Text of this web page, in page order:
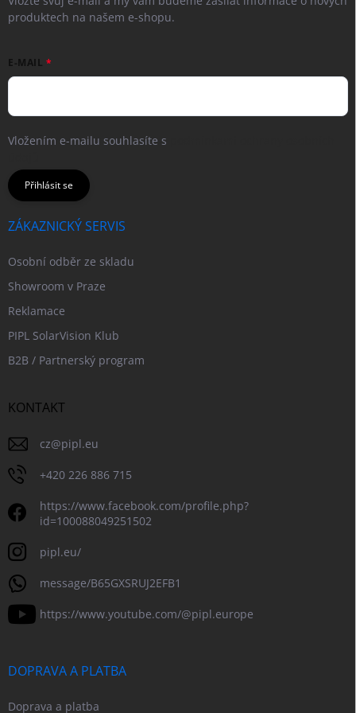
produktech na našem e-shopu.
E-MAIL
Vložením e-mailu souhlasíte s
Přihlásit se
ZÁKAZNICKÝ SERVIS
Osobní odběr ze skladu
Showroom v Praze
Reklamace
PIPL SolarVision Klub
B2B / Partnerský program
KONTAKT
cz@pipl.eu
+420 226 886 715
https://www.facebook.com/profile.php?
id=100088049251502
pipl.eu/
message/B65GXSRUJ2EFB1
https://www.youtube.com/@pipl.europe
DOPRAVA A PLATBA
Doprava a platba